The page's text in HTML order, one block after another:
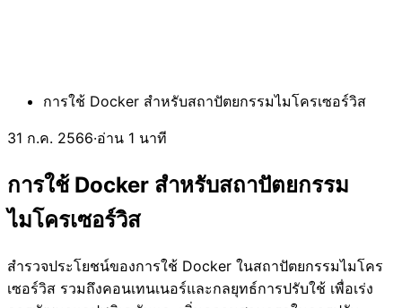
การใช้ Docker สำหรับสถาปัตยกรรมไมโครเซอร์วิส
31 ก.ค. 2566·อ่าน 1 นาที
การใช้ Docker สำหรับสถาปัตยกรรม
ไมโครเซอร์วิส
สำรวจประโยชน์ของการใช้ Docker ในสถาปัตยกรรมไมโคร
เซอร์วิส รวมถึงคอนเทนเนอร์และกลยุทธ์การปรับใช้ เพื่อเร่ง